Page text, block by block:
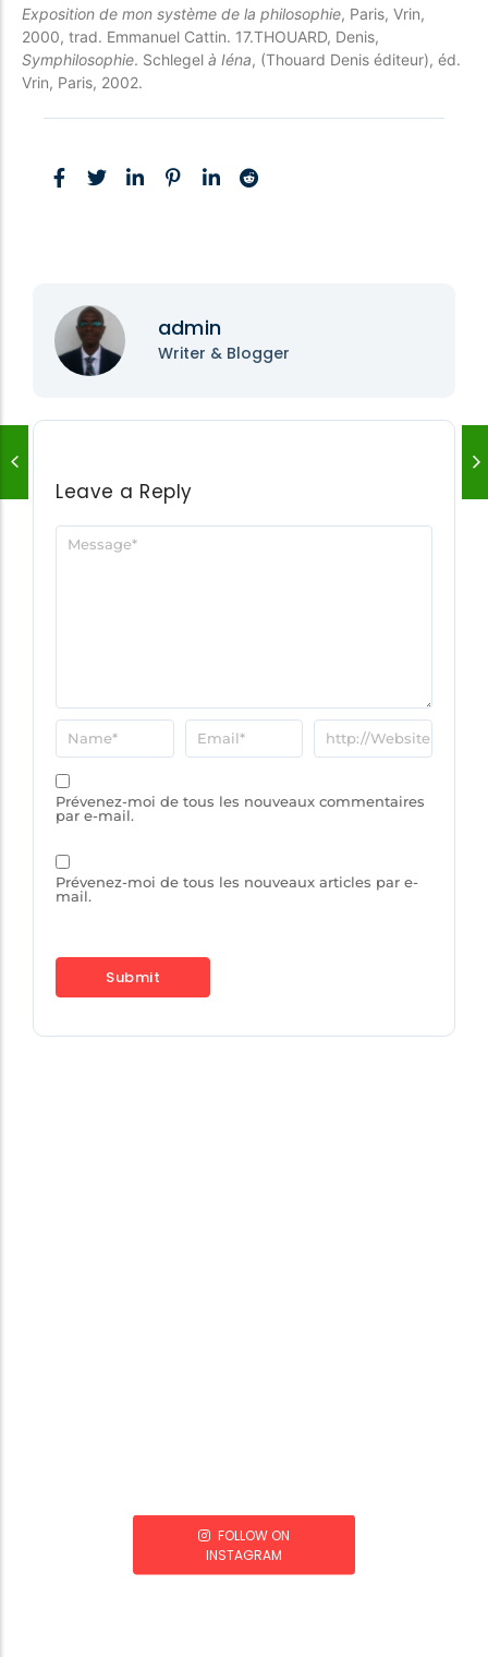
Exposition de mon système de la philosophie, Paris, Vrin,
2000, trad. Emmanuel Cattin. 17.THOUARD, Denis,
Symphilosophie. Schlegel à Iéna, (Thouard Denis éditeur), éd.
Vrin, Paris, 2002.
admin
Writer & Blogger
Leave a Reply
Prévenez-moi de tous les nouveaux commentaires
par e-mail.
Prévenez-moi de tous les nouveaux articles par e-
mail.
FOLLOW ON
INSTAGRAM